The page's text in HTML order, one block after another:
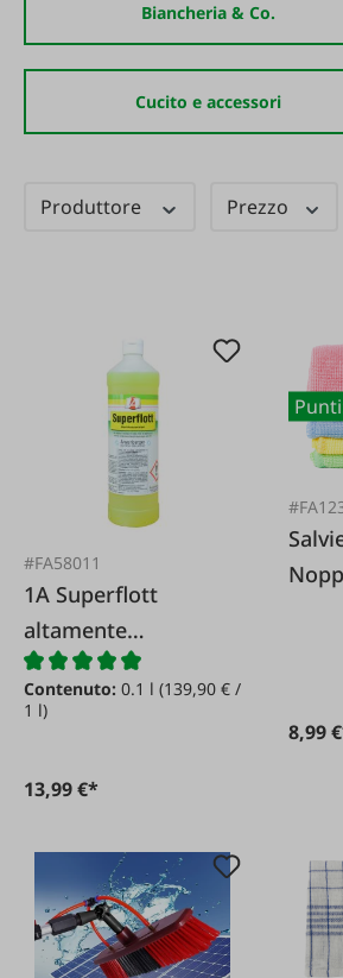
Biancheria & Co.
Cucito e accessori
Produttore Prezzo
#FA58011
1A Superflott
altamente
concentrato 1 litro
Contenuto: 0.1 l (139,90 € /
1 l)
13,99 €*
8,99